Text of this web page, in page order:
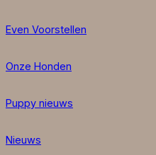
Even Voorstellen
Onze Honden
Puppy nieuws
Nieuws